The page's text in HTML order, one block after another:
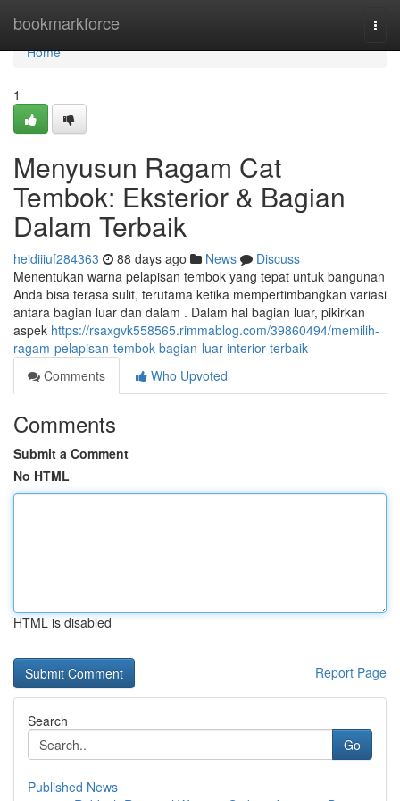
bookmarkforce
Home
Home
1
Menyusun Ragam Cat
Tembok: Eksterior & Bagian
Dalam Terbaik
heidiiiuf284363 88 days ago News
Discuss
Menentukan warna pelapisan tembok yang tepat untuk bangunan
Anda bisa terasa sulit, terutama ketika mempertimbangkan variasi
antara bagian luar dan dalam . Dalam hal bagian luar, pikirkan
aspek https://rsaxgvk558565.rimmablog.com/39860494/memilih-
ragam-pelapisan-tembok-bagian-luar-interior-terbaik
Comments
Who Upvoted
Comments
Submit a Comment
No HTML
HTML is disabled
Report Page
Search
Go
Published News